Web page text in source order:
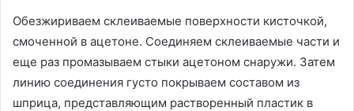
Обезжириваем склеиваемые поверхности кисточкой,
смоченной в ацетоне. Соединяем склеиваемые части и
еще раз промазываем стыки ацетоном снаружи. Затем
линию соединения густо покрываем составом из
шприца, представляющим растворенный пластик в